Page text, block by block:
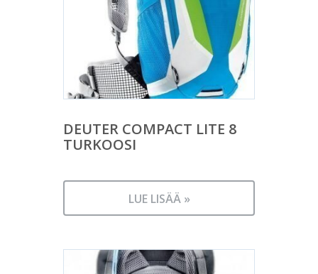
DEUTER COMPACT LITE 8
TURKOOSI
LUE LISÄÄ »